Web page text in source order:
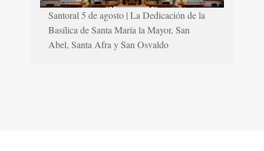
Santoral 5 de agosto | La Dedicación de la
Basílica de Santa María la Mayor, San
Abel, Santa Afra y San Osvaldo